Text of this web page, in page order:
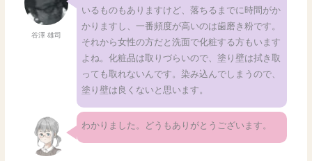
谷澤 雄司
いるものもありますけど、落ちるまでに時間がか
かりますし、一番頻度が高いのは歯磨き粉です。
それから女性の方だと洗面で化粧する方もいます
よね。化粧品は取りづらいので、塗り壁は拭き取
っても取れないんです。染み込んでしまうので、
塗り壁は良くないと思います。
わかりました。どうもありがとうございます。